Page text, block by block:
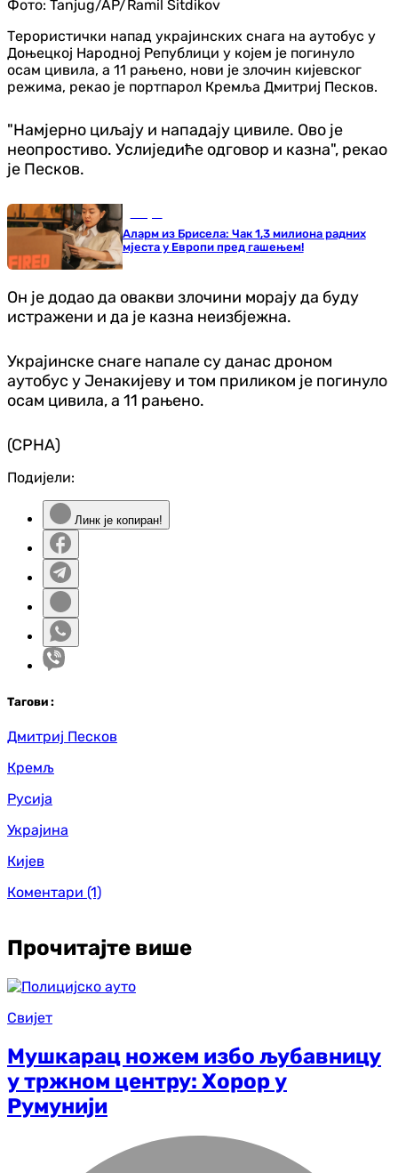
Фото: Tanjug/AP/Ramil Sitdikov
Терористички напад украјинских снага на аутобус у
Доњецкој Народној Републици у којем је погинуло
осам цивила, а 11 рањено, нови је злочин кијевског
режима, рекао је портпарол Кремља Дмитриј Песков.
"Намјерно циљају и нападају цивиле. Ово је
неопростиво. Услиједиће одговор и казна", рекао
је Песков.
Аларм из Брисела: Чак 1,3 милиона радних
мјеста у Европи пред гашењем!
Он је додао да овакви злочини морају да буду
истражени и да је казна неизбјежна.
Украјинске снаге напале су данас дроном
аутобус у Јенакијеву и том приликом је погинуло
осам цивила, а 11 рањено.
(СРНА)
Подијели:
Линк је копиран!
Тагови :
Дмитриј Песков
Кремљ
Русија
Украјина
Кијев
Коментари (1)
Прочитајте више
Свијет
Мушкарац ножем избо љубавницу
у тржном центру: Хорор у
Румунији